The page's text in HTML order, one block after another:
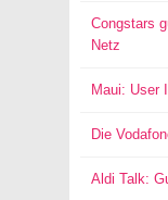
Congstars
Netz
Maui: User
Die
Aldi Talk: